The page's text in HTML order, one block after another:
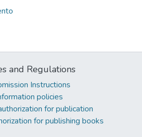
and Regulations
Instructions
policies
for publication
for publishing books